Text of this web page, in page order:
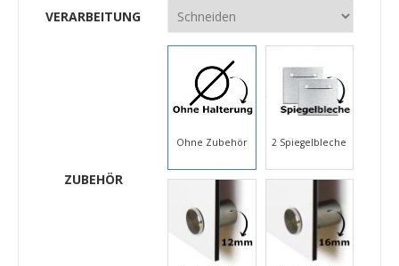
VERARBEITUNG
ZUBEHÖR
Ohne Zubehör 2 Spiegelbleche